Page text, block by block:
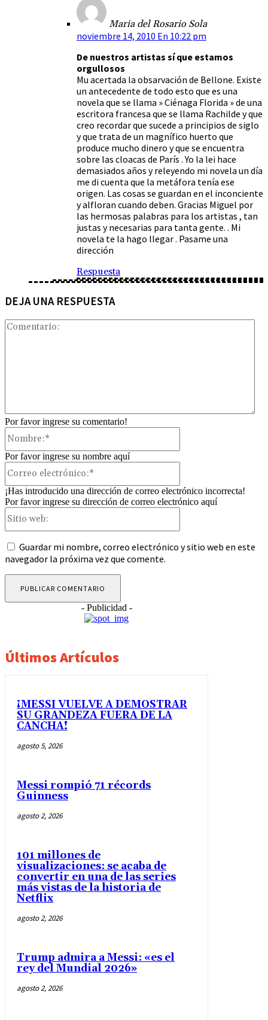
Maria del Rosario Sola
noviembre 14, 2010 En 10:22 pm
De nuestros artistas sí que estamos
orgullosos
Mu acertada la obsarvación de Bellone. Existe
un antecedente de todo esto que es una
novela que se llama » Ciénaga Florida » de una
escritora francesa que se llama Rachilde y que
creo recordar que sucede a principios de siglo
y que trata de un magnífico huerto que
produce mucho dinero y que se encuentra
sobre las cloacas de París . Yo la lei hace
demasiados años y releyendo mi novela un día
me di cuenta que la metáfora tenía ese
origen. Las cosas se guardan en el inconciente
y alfloran cuando deben. Gracias Miguel por
las hermosas palabras para los artistas , tan
justas y necesarias para tanta gente. . Mi
novela te la hago llegar . Pasame una
dirección
Respuesta
DEJA UNA RESPUESTA
Por favor ingrese su comentario!
Por favor ingrese su nombre aquí
¡Has introducido una dirección de correo electrónico incorrecta!
Por favor ingrese su dirección de correo electrónico aquí
Guardar mi nombre, correo electrónico y sitio web en este
navegador la próxima vez que comente.
- Publicidad -
Últimos Artículos
¡MESSI VUELVE A DEMOSTRAR
SU GRANDEZA FUERA DE LA
CANCHA!
agosto 5, 2026
Messi rompió 71 récords
Guinness
agosto 2, 2026
101 millones de
visualizaciones: se acaba de
convertir en una de las series
más vistas de la historia de
Netflix
agosto 2, 2026
Trump admira a Messi: «es el
rey del Mundial 2026»
agosto 2, 2026